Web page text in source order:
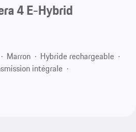
4 E-Hybrid
Marron
Hybride rechargeable
intégrale